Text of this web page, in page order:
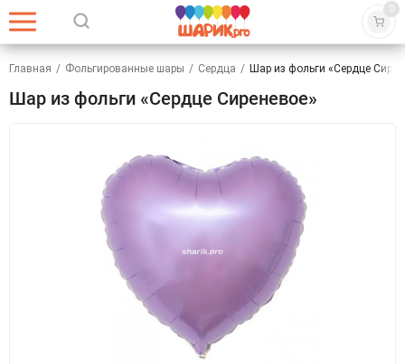
0
Главная / Фольгированные шары / Сердца / Шар из фольги «Сердце
Шар из фольги «Сердце Сиреневое»